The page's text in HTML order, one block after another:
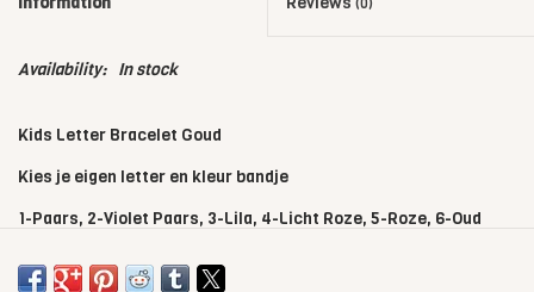
(0)
Availability: In stock
Kids Letter Bracelet Goud
Kies je eigen letter en kleur bandje
1-Paars, 2-Violet Paars, 3-Lila, 4-Licht Roze, 5-Roze, 6-Oud
11-Neon Koraal, 12-Neon Oranje, 13-Oranje, 14-Geel, 15-Neon